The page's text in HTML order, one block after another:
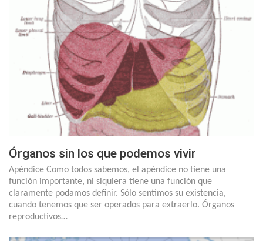
Órganos sin los que podemos vivir
Apéndice Como todos sabemos, el apéndice no tiene una
función importante, ni siquiera tiene una función que
claramente podamos definir. Sólo sentimos su existencia,
cuando tenemos que ser operados para extraerlo. Órganos
reproductivos…